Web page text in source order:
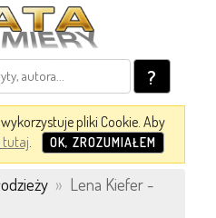
?
pliki Cookie. Aby
tutaj. OK, ZROZUMIAŁEM
» Lena Kiefer -